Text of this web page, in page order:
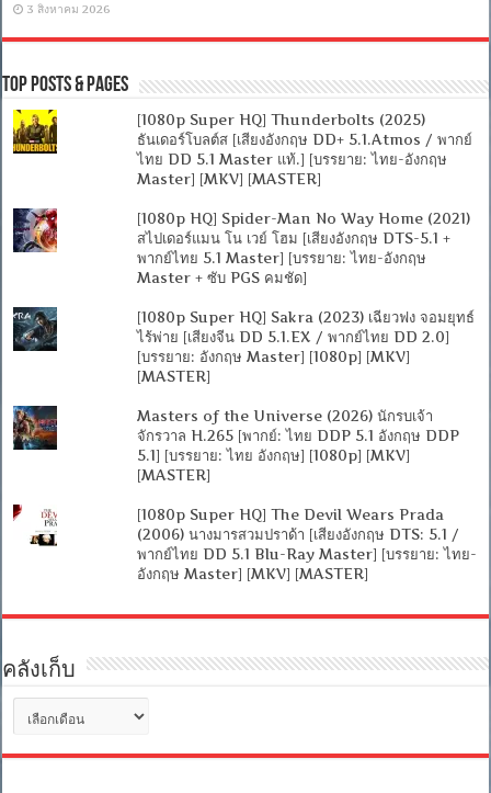
3 สิงหาคม 2026
Top Posts & Pages
[1080p Super HQ] Thunderbolts (2025)
ธันเดอร์โบลต์ส [เสียงอังกฤษ DD+ 5.1.Atmos / พากย์
ไทย DD 5.1 Master แท้.] [บรรยาย: ไทย-อังกฤษ
Master] [MKV] [MASTER]
[1080p HQ] Spider-Man No Way Home (2021)
สไปเดอร์แมน โน เวย์ โฮม [เสียงอังกฤษ DTS-5.1 +
พากย์ไทย 5.1 Master] [บรรยาย: ไทย-อังกฤษ
Master + ซับ PGS คมชัด]
[1080p Super HQ] Sakra (2023) เฉียวฟง จอมยุทธ์
ไร้พ่าย [เสียงจีน DD 5.1.EX / พากย์ไทย DD 2.0]
[บรรยาย: อังกฤษ Master] [1080p] [MKV]
[MASTER]
Masters of the Universe (2026) นักรบเจ้า
จักรวาล H.265 [พากย์: ไทย DDP 5.1 อังกฤษ DDP
5.1] [บรรยาย: ไทย อังกฤษ] [1080p] [MKV]
[MASTER]
[1080p Super HQ] The Devil Wears Prada
(2006) นางมารสวมปราด้า [เสียงอังกฤษ DTS: 5.1 /
พากย์ไทย DD 5.1 Blu-Ray Master] [บรรยาย: ไทย-
อังกฤษ Master] [MKV] [MASTER]
คลังเก็บ
เก็บ